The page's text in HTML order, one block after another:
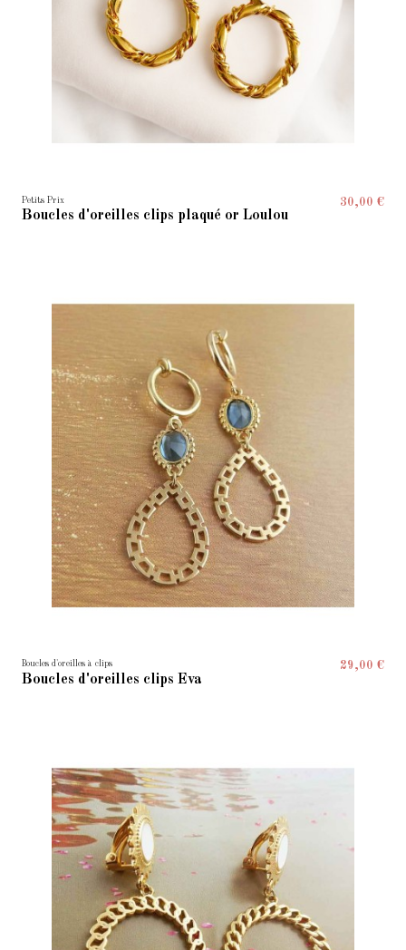
Petits Prix
Boucles d'oreilles clips plaqué or Loulou
30,00 €
Boucles d'oreilles à clips
Boucles d'oreilles clips Eva
29,00 €